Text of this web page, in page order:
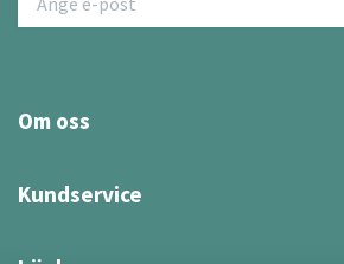
Om oss
Kundservice